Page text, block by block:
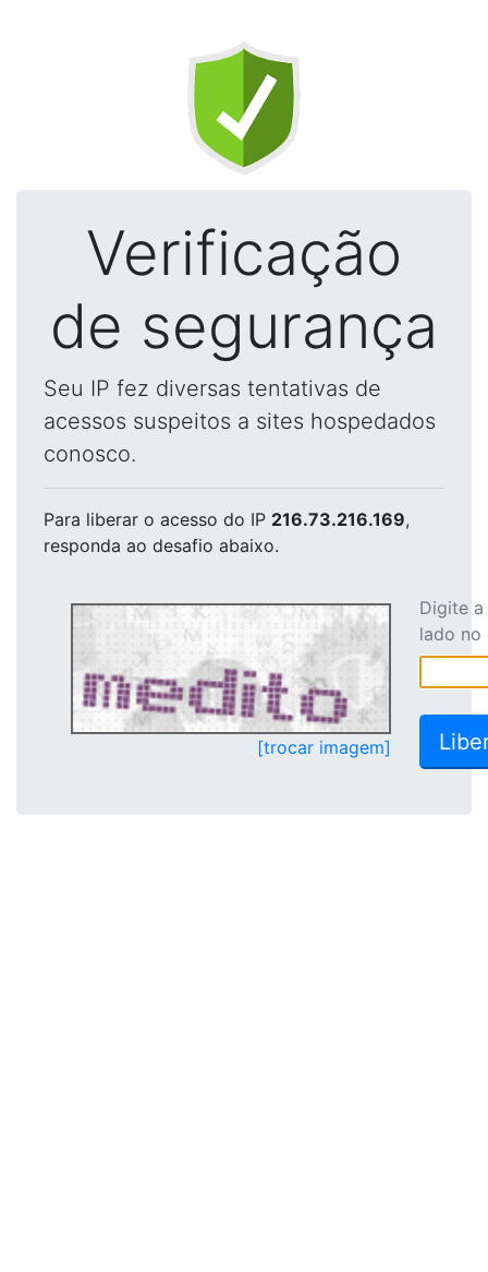
Verificação
de segurança
Seu IP fez diversas tentativas de
acessos suspeitos a sites hospedados
conosco.
Para liberar o acesso do IP 216.73.216.169,
responda ao desafio abaixo.
[trocar imagem]
Digite
lado no